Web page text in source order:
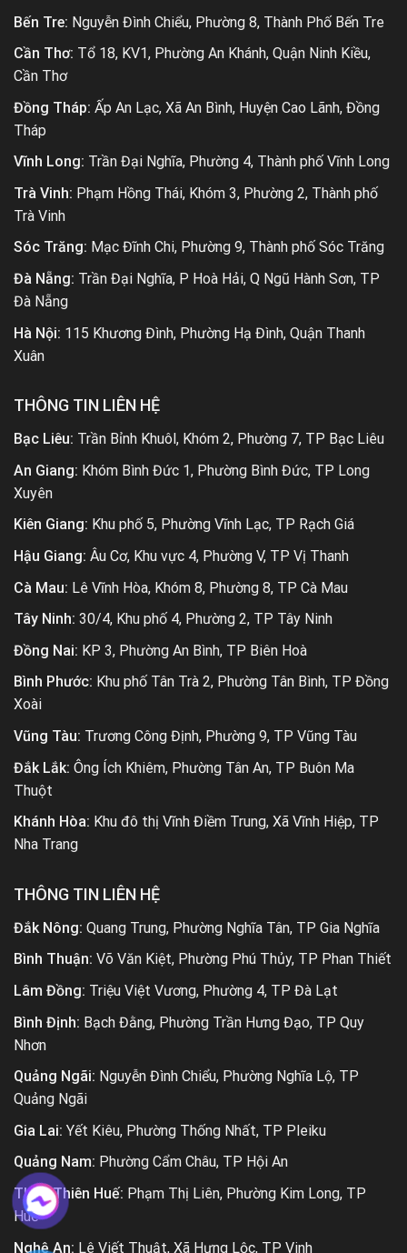
Bến Tre: Nguyễn Đình Chiểu, Phường 8, Thành Phố Bến Tre
Cần Thơ: Tổ 18, KV1, Phường An Khánh, Quận Ninh Kiều,
Cần Thơ
Đồng Tháp: Ấp An Lạc, Xã An Bình, Huyện Cao Lãnh, Đồng
Tháp
Vĩnh Long: Trần Đại Nghĩa, Phường 4, Thành phố Vĩnh Long
Trà Vinh: Phạm Hồng Thái, Khóm 3, Phường 2, Thành phố
Trà Vinh
Sóc Trăng: Mạc Đĩnh Chi, Phường 9, Thành phố Sóc Trăng
Đà Nẵng: Trần Đại Nghĩa, P Hoà Hải, Q Ngũ Hành Sơn, TP
Đà Nẵng
Hà Nội: 115 Khương Đình, Phường Hạ Đình, Quận Thanh
Xuân
THÔNG TIN LIÊN HỆ
Bạc Liêu: Trần Bỉnh Khuôl, Khóm 2, Phường 7, TP Bạc Liêu
An Giang: Khóm Bình Đức 1, Phường Bình Đức, TP Long
Xuyên
Kiên Giang: Khu phố 5, Phường Vĩnh Lạc, TP Rạch Giá
Hậu Giang: Âu Cơ, Khu vực 4, Phường V, TP Vị Thanh
Cà Mau: Lê Vĩnh Hòa, Khóm 8, Phường 8, TP Cà Mau
Tây Ninh: 30/4, Khu phố 4, Phường 2, TP Tây Ninh
Đồng Nai: KP 3, Phường An Bình, TP Biên Hoà
Bình Phước: Khu phố Tân Trà 2, Phường Tân Bình, TP Đồng
Xoài
Vũng Tàu: Trương Công Định, Phường 9, TP Vũng Tàu
Đắk Lắk: Ông Ích Khiêm, Phường Tân An, TP Buôn Ma
Thuột
Khánh Hòa: Khu đô thị Vĩnh Điềm Trung, Xã Vĩnh Hiệp, TP
Nha Trang
THÔNG TIN LIÊN HỆ
Đắk Nông: Quang Trung, Phường Nghĩa Tân, TP Gia Nghĩa
Bình Thuận: Võ Văn Kiệt, Phường Phú Thủy, TP Phan Thiết
Lâm Đồng: Triệu Việt Vương, Phường 4, TP Đà Lạt
Bình Định: Bạch Đằng, Phường Trần Hưng Đạo, TP Quy
Nhơn
Quảng Ngãi: Nguyễn Đình Chiểu, Phường Nghĩa Lộ, TP
Quảng Ngãi
Gia Lai: Yết Kiêu, Phường Thống Nhất, TP Pleiku
Quảng Nam: Phường Cẩm Châu, TP Hội An
Thừa Thiên Huế: Phạm Thị Liên, Phường Kim Long, TP
Huế
Nghệ An: Lê Viết Thuật, Xã Hưng Lộc, TP Vinh